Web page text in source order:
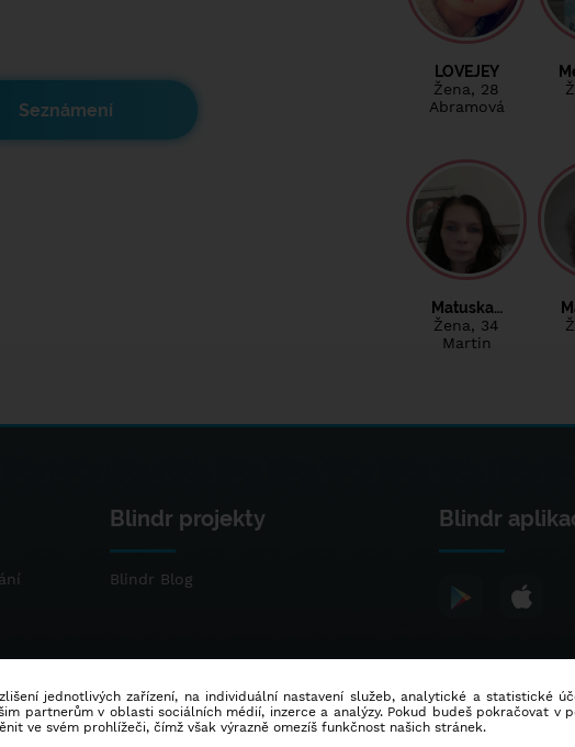
Seznámení
LOVEJEY
Žena, 28
Abramová
Matuska…
Žena, 34
Martin
Blindr projekty
Blindr Blog
Blindr
jednotlivých zařízení, na individuální nastavení služeb, analytické a statistické
partnerům v oblasti sociálních médií, inzerce a analýzy. Pokud budeš pokračovat v
ve svém prohlížeči, čímž však výrazně omezíš funkčnost našich stránek.